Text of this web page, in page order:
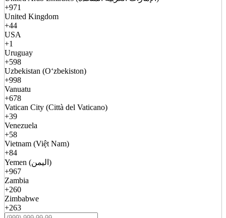
+971
United Kingdom
+44
USA
+1
Uruguay
+598
Uzbekistan (Oʻzbekiston)
+998
Vanuatu
+678
Vatican City (Città del Vaticano)
+39
Venezuela
+58
Vietnam (Việt Nam)
+84
Yemen (اليمن)
+967
Zambia
+260
Zimbabwe
+263